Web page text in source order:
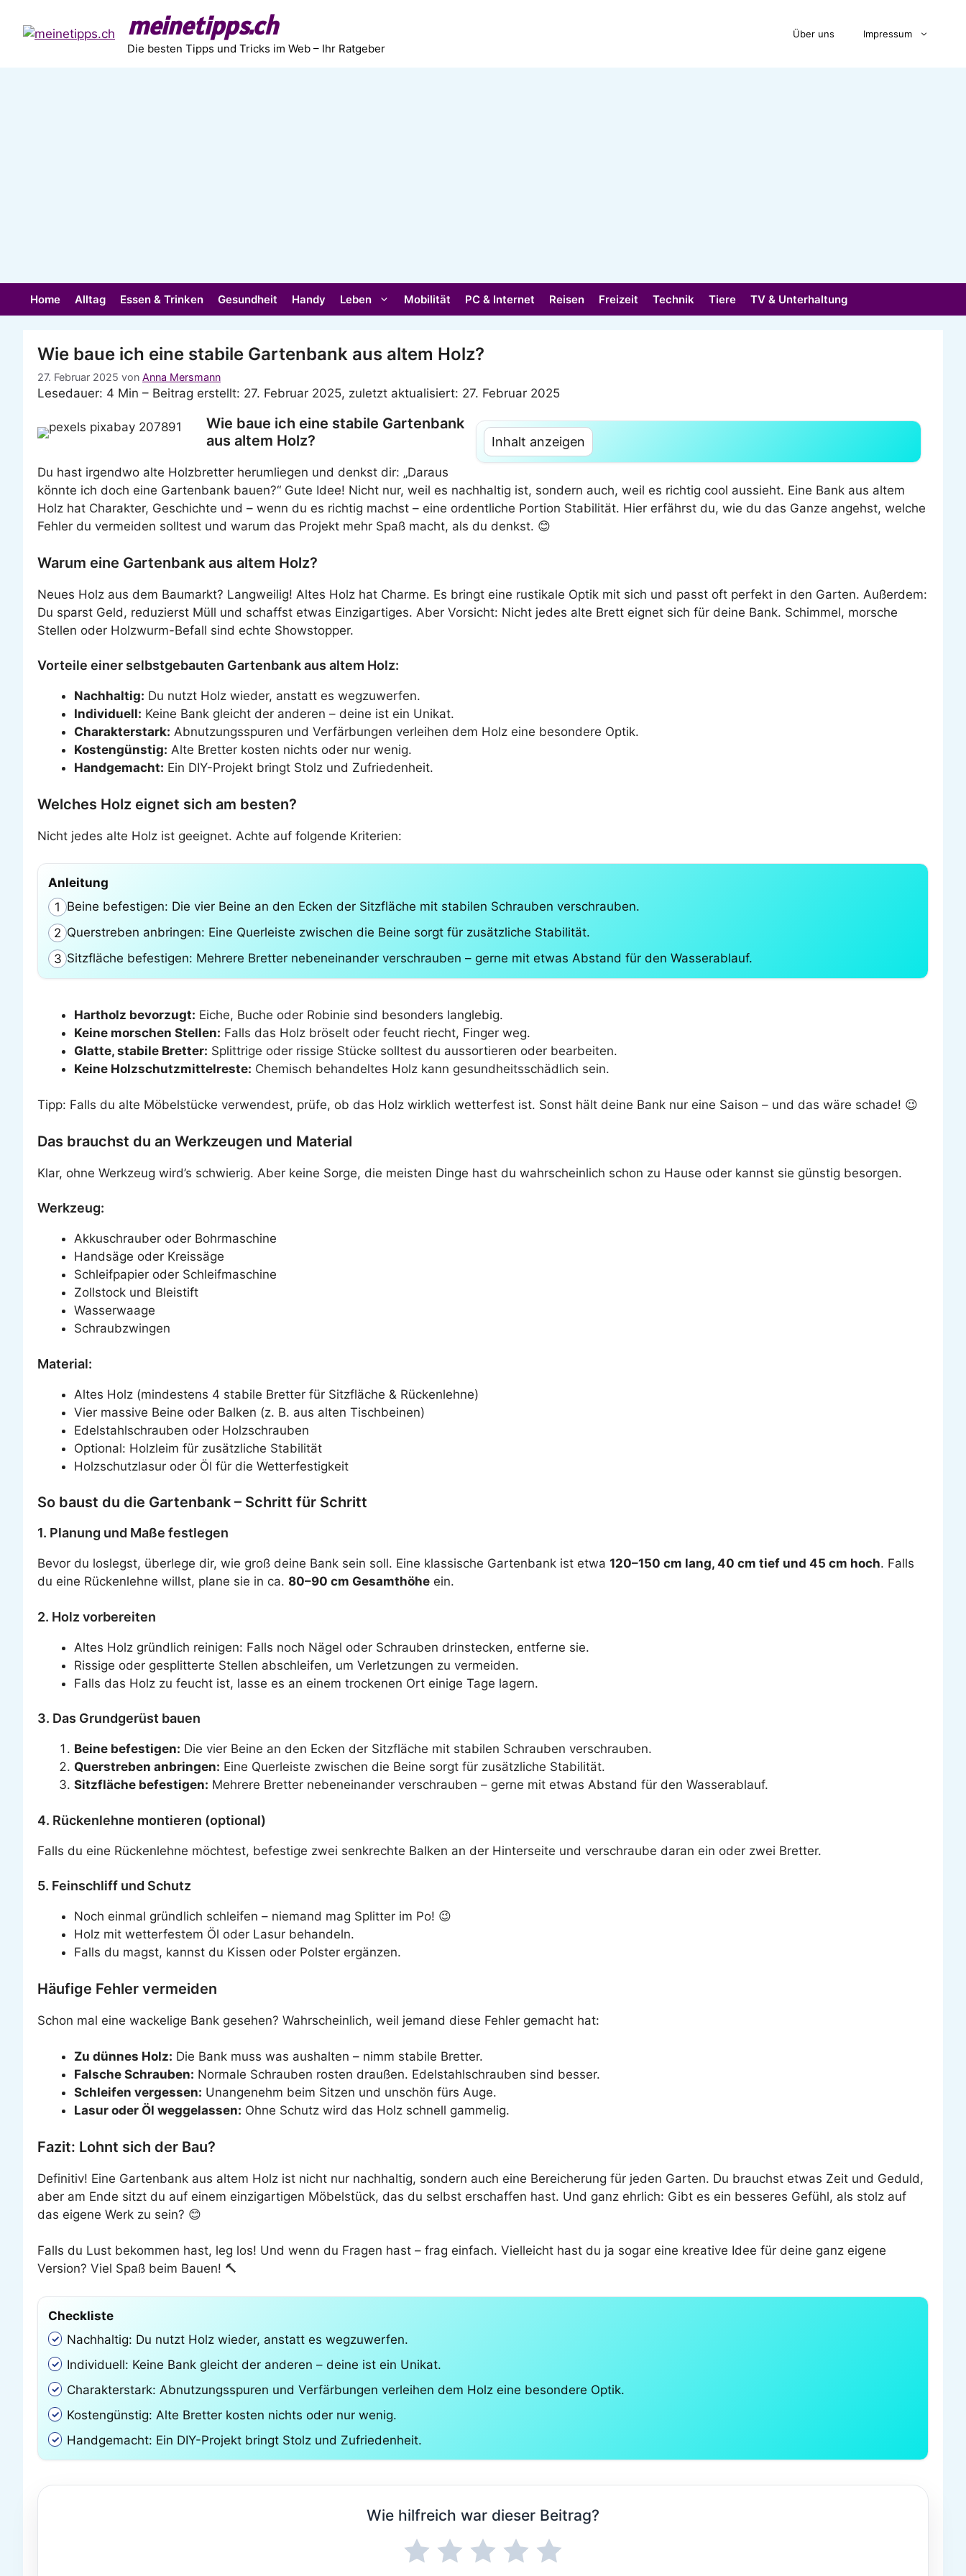
Inhalt
springen
meinetipps.ch
Die besten Tipps und Tricks im Web – Ihr Ratgeber
Über uns Impressum
Home Alltag Essen & Trinken Gesundheit Handy Leben Mobilität PC & Internet Reisen Freizeit Technik Tiere TV & Unterhaltung
Wie baue ich eine stabile Gartenbank aus altem Holz?
27. Februar 2025 von Anna Mersmann
Lesedauer: 4 Min – Beitrag erstellt: 27. Februar 2025, zuletzt aktualisiert: 27. Februar 2025
Inhalt anzeigen
Wie baue ich eine stabile Gartenbank
aus altem Holz?
Du hast irgendwo alte Holzbretter herumliegen und denkst dir: „Daraus
könnte ich doch eine Gartenbank bauen?“ Gute Idee! Nicht nur, weil es nachhaltig ist, sondern auch, weil es richtig cool aussieht. Eine Bank aus altem
Holz hat Charakter, Geschichte und – wenn du es richtig machst – eine ordentliche Portion Stabilität. Hier erfährst du, wie du das Ganze angehst, welche
Fehler du vermeiden solltest und warum das Projekt mehr Spaß macht, als du denkst. 😊
Warum eine Gartenbank aus altem Holz?
Neues Holz aus dem Baumarkt? Langweilig! Altes Holz hat Charme. Es bringt eine rustikale Optik mit sich und passt oft perfekt in den Garten. Außerdem:
Du sparst Geld, reduzierst Müll und schaffst etwas Einzigartiges. Aber Vorsicht: Nicht jedes alte Brett eignet sich für deine Bank. Schimmel, morsche
Stellen oder Holzwurm-Befall sind echte Showstopper.
Vorteile einer selbstgebauten Gartenbank aus altem Holz:
Nachhaltig: Du nutzt Holz wieder, anstatt es wegzuwerfen.
Individuell: Keine Bank gleicht der anderen – deine ist ein Unikat.
Charakterstark: Abnutzungsspuren und Verfärbungen verleihen dem Holz eine besondere Optik.
Kostengünstig: Alte Bretter kosten nichts oder nur wenig.
Handgemacht: Ein DIY-Projekt bringt Stolz und Zufriedenheit.
Welches Holz eignet sich am besten?
Nicht jedes alte Holz ist geeignet. Achte auf folgende Kriterien:
Anleitung
1 Beine befestigen: Die vier Beine an den Ecken der Sitzfläche mit stabilen Schrauben verschrauben.
2 Querstreben anbringen: Eine Querleiste zwischen die Beine sorgt für zusätzliche Stabilität.
3 Sitzfläche befestigen: Mehrere Bretter nebeneinander verschrauben – gerne mit etwas Abstand für den Wasserablauf.
Hartholz bevorzugt: Eiche, Buche oder Robinie sind besonders langlebig.
Keine morschen Stellen: Falls das Holz bröselt oder feucht riecht, Finger weg.
Glatte, stabile Bretter: Splittrige oder rissige Stücke solltest du aussortieren oder bearbeiten.
Keine Holzschutzmittelreste: Chemisch behandeltes Holz kann gesundheitsschädlich sein.
Tipp: Falls du alte Möbelstücke verwendest, prüfe, ob das Holz wirklich wetterfest ist. Sonst hält deine Bank nur eine Saison – und das wäre schade! 😉
Das brauchst du an Werkzeugen und Material
Klar, ohne Werkzeug wird’s schwierig. Aber keine Sorge, die meisten Dinge hast du wahrscheinlich schon zu Hause oder kannst sie günstig besorgen.
Werkzeug:
Akkuschrauber oder Bohrmaschine
Handsäge oder Kreissäge
Schleifpapier oder Schleifmaschine
Zollstock und Bleistift
Wasserwaage
Schraubzwingen
Material:
Altes Holz (mindestens 4 stabile Bretter für Sitzfläche & Rückenlehne)
Vier massive Beine oder Balken (z. B. aus alten Tischbeinen)
Edelstahlschrauben oder Holzschrauben
Optional: Holzleim für zusätzliche Stabilität
Holzschutzlasur oder Öl für die Wetterfestigkeit
So baust du die Gartenbank – Schritt für Schritt
1. Planung und Maße festlegen
Bevor du loslegst, überlege dir, wie groß deine Bank sein soll. Eine klassische Gartenbank ist etwa 120–150 cm lang, 40 cm tief und 45 cm hoch. Falls
du eine Rückenlehne willst, plane sie in ca. 80–90 cm Gesamthöhe ein.
2. Holz vorbereiten
Altes Holz gründlich reinigen: Falls noch Nägel oder Schrauben drinstecken, entferne sie.
Rissige oder gesplitterte Stellen abschleifen, um Verletzungen zu vermeiden.
Falls das Holz zu feucht ist, lasse es an einem trockenen Ort einige Tage lagern.
3. Das Grundgerüst bauen
Beine befestigen: Die vier Beine an den Ecken der Sitzfläche mit stabilen Schrauben verschrauben.
Querstreben anbringen: Eine Querleiste zwischen die Beine sorgt für zusätzliche Stabilität.
Sitzfläche befestigen: Mehrere Bretter nebeneinander verschrauben – gerne mit etwas Abstand für den Wasserablauf.
4. Rückenlehne montieren (optional)
Falls du eine Rückenlehne möchtest, befestige zwei senkrechte Balken an der Hinterseite und verschraube daran ein oder zwei Bretter.
5. Feinschliff und Schutz
Noch einmal gründlich schleifen – niemand mag Splitter im Po! 😉
Holz mit wetterfestem Öl oder Lasur behandeln.
Falls du magst, kannst du Kissen oder Polster ergänzen.
Häufige Fehler vermeiden
Schon mal eine wackelige Bank gesehen? Wahrscheinlich, weil jemand diese Fehler gemacht hat:
Zu dünnes Holz: Die Bank muss was aushalten – nimm stabile Bretter.
Falsche Schrauben: Normale Schrauben rosten draußen. Edelstahlschrauben sind besser.
Schleifen vergessen: Unangenehm beim Sitzen und unschön fürs Auge.
Lasur oder Öl weggelassen: Ohne Schutz wird das Holz schnell gammelig.
Fazit: Lohnt sich der Bau?
Definitiv! Eine Gartenbank aus altem Holz ist nicht nur nachhaltig, sondern auch eine Bereicherung für jeden Garten. Du brauchst etwas Zeit und Geduld,
aber am Ende sitzt du auf einem einzigartigen Möbelstück, das du selbst erschaffen hast. Und ganz ehrlich: Gibt es ein besseres Gefühl, als stolz auf
das eigene Werk zu sein? 😊
Falls du Lust bekommen hast, leg los! Und wenn du Fragen hast – frag einfach. Vielleicht hast du ja sogar eine kreative Idee für deine ganz eigene
Version? Viel Spaß beim Bauen! 🔨
Checkliste
Nachhaltig: Du nutzt Holz wieder, anstatt es wegzuwerfen.
Individuell: Keine Bank gleicht der anderen – deine ist ein Unikat.
Charakterstark: Abnutzungsspuren und Verfärbungen verleihen dem Holz eine besondere Optik.
Kostengünstig: Alte Bretter kosten nichts oder nur wenig.
Handgemacht: Ein DIY-Projekt bringt Stolz und Zufriedenheit.
Wie hilfreich war dieser Beitrag?